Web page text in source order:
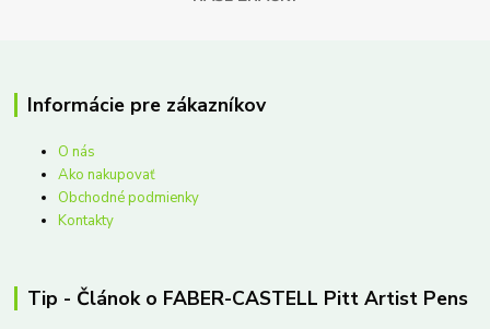
Informácie pre zákazníkov
O nás
Ako nakupovať
Obchodné podmienky
Kontakty
Tip - Článok o FABER-CASTELL Pitt Artist Pens